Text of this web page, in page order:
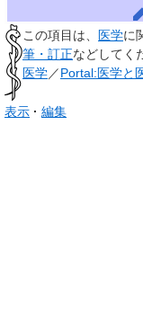
この項目は、 医学に
筆・訂正などしてく
医学／Portal:医学と
表示 編集